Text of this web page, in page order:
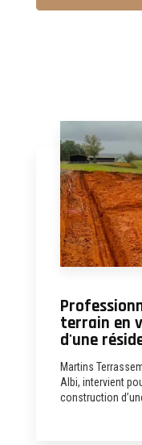
terrain en
d'une
Martins
Albi, intervient
construction